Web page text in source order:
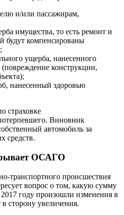
и/или пассажирам,
имущества, то есть ремонт и
будут компенсированы
ущерба, нанесенного
конструкции,
нанесенный здоровью
страховке
Виновник
автомобиль за
средств.
ОСАГО
транспортного происшествия
вопрос о том, какую сумму
году произошли изменения в
сторону увеличения.